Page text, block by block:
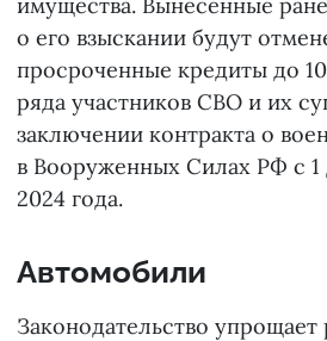
о его взыскании будут
просроченные кредиты до
ряда участников СВО и их
заключении контракта о
в Вооруженных Силах РФ с 1
2024 года.
Автомобили
Законодательство